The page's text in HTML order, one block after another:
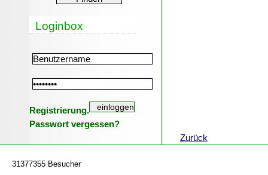
Loginbox
Registrierung.
Passwort vergessen?
Zurück
31377355 Besucher